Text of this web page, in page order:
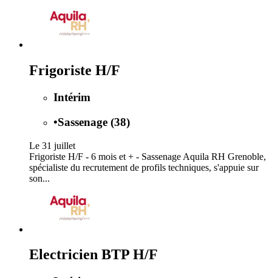
Frigoriste H/F
Intérim
•Sassenage (38)
Le 31 juillet
Frigoriste H/F - 6 mois et + - Sassenage Aquila RH Grenoble,
spécialiste du recrutement de profils techniques, s'appuie sur
son...
Electricien BTP H/F